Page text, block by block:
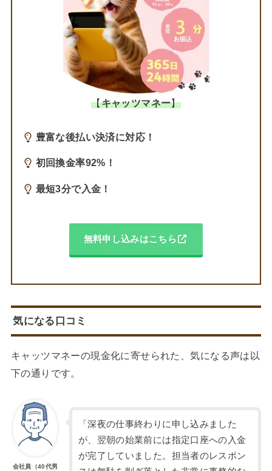
【キャッツマネー】
豊富な後払い決済に対応！
初回換金率92%！
最短3分で入金！
無料申し込みはこちら
気になる口コミ
キャッツマネーの現金化に寄せられた、気になる声は以
下の通りです。
会社員（40代男
「深夜の仕事終わりに申し込みました
が、翌朝の始業前には指定口座への入金
が完了していました。担当者のレスポン